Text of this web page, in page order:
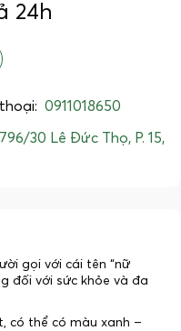
24h
0911018650
796/30 Lê Đức Thọ, P. 15,
gọi với cái tên “nữ
đối với sức khỏe và đa
có thể có màu xanh –